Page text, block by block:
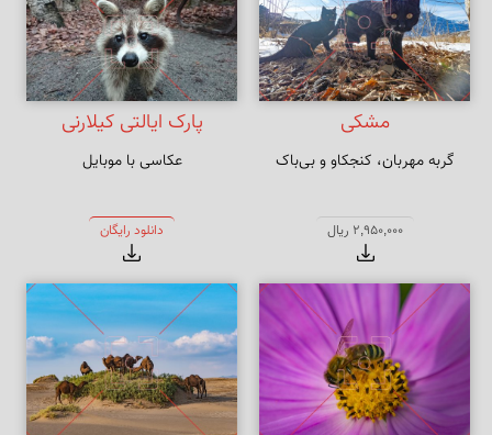
مشکی
گربه مهربان، کنجکاو و بی‌باک
2,950,000 ریال
پارک ایالتی کیلارنی
عکاسی با موبایل
دانلود رایگان